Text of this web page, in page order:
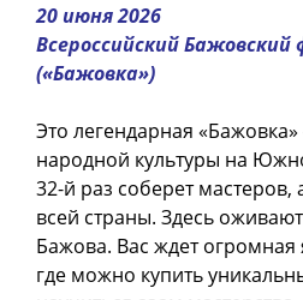
20 июня 2026
Всероссийский Бажовский
(«Бажовка»)
Это легендарная
народной культуры на
32-й раз соберет мастеров,
всей страны. Здесь
Бажова. Вас ждет
где можно купить